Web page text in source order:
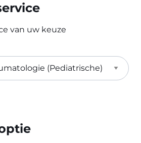
van uw keuze